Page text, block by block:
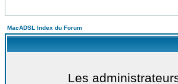
MacADSL Index du Forum
Les